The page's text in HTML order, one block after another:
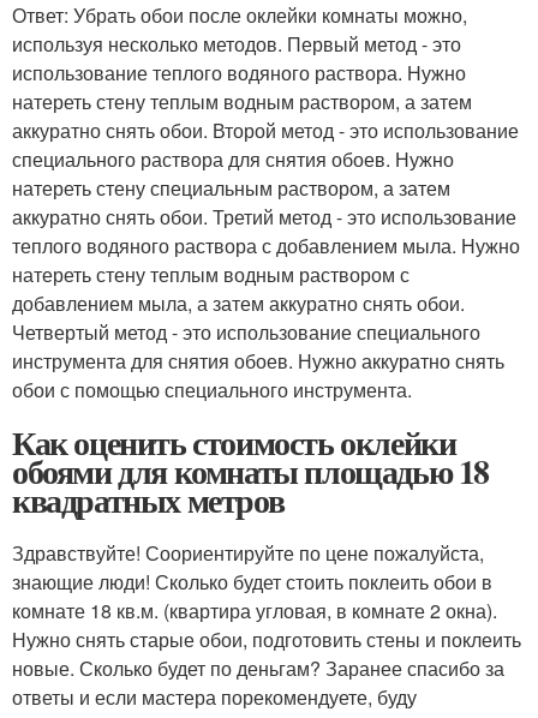
Ответ: Убрать обои после оклейки комнаты можно,
используя несколько методов. Первый метод - это
использование теплого водяного раствора. Нужно
натереть стену теплым водным раствором, а затем
аккуратно снять обои. Второй метод - это использование
специального раствора для снятия обоев. Нужно
натереть стену специальным раствором, а затем
аккуратно снять обои. Третий метод - это использование
теплого водяного раствора с добавлением мыла. Нужно
натереть стену теплым водным раствором с
добавлением мыла, а затем аккуратно снять обои.
Четвертый метод - это использование специального
инструмента для снятия обоев. Нужно аккуратно снять
обои с помощью специального инструмента.
Как оценить стоимость оклейки
обоями для комнаты площадью 18
квадратных метров
Здравствуйте! Соориентируйте по цене пожалуйста,
знающие люди! Сколько будет стоить поклеить обои в
комнате 18 кв.м. (квартира угловая, в комнате 2 окна).
Нужно снять старые обои, подготовить стены и поклеить
новые. Сколько будет по деньгам? Заранее спасибо за
ответы и если мастера порекомендуете, буду